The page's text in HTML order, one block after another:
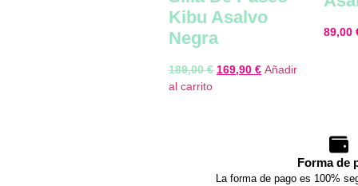
Kibu Asalvo
Negra
189,00€ 169,90 € Añadir
al carrito
89,00
Forma de
La forma de pago es 100%